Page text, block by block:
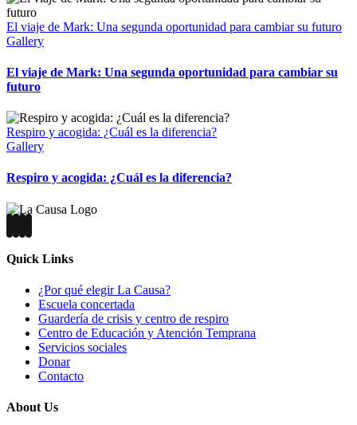
El viaje de Mark: Una segunda oportunidad para cambiar su futuro
Gallery
El viaje de Mark: Una segunda oportunidad para cambiar su
futuro
Respiro y acogida: ¿Cuál es la diferencia?
Gallery
Respiro y acogida: ¿Cuál es la diferencia?
Quick Links
¿Por qué elegir La Causa?
Escuela concertada
Guardería de crisis y centro de respiro
Centro de Educación y Atención Temprana
Servicios sociales
Donar
Contacto
About Us